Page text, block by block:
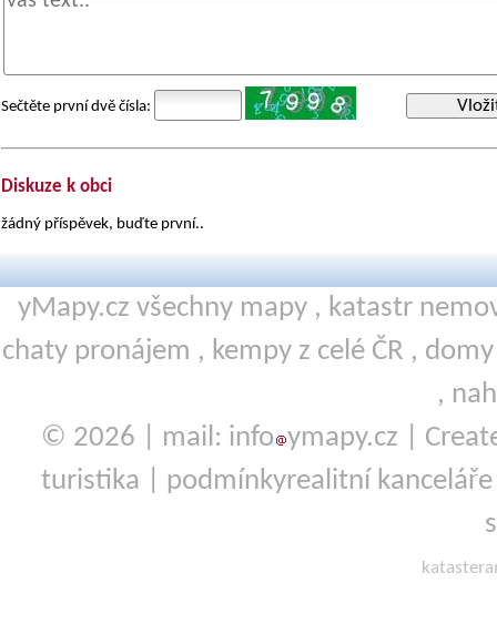
Sečtěte první dvě čísla:
Diskuze k obci
žádný příspěvek, buďte první..
yMapy.cz všechny mapy , katastr
chaty pronájem , kempy z celé ČR ,
,
© 2026 | mail: info ymapy.cz |
turistika
podmínkyrealitní